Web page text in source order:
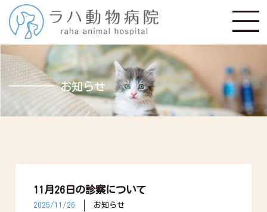
お知らせ
11月26日の診察について
2025/11/26 お知らせ